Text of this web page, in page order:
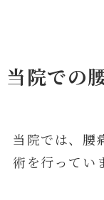
当院での
当院では、腰
術を行ってい